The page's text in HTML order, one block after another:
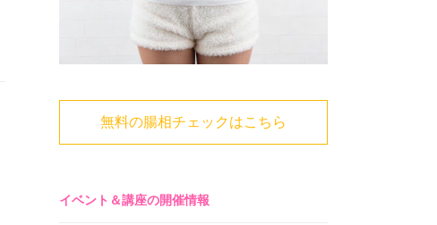
無料の腸相チェックはこちら
イベント＆講座の開催情報